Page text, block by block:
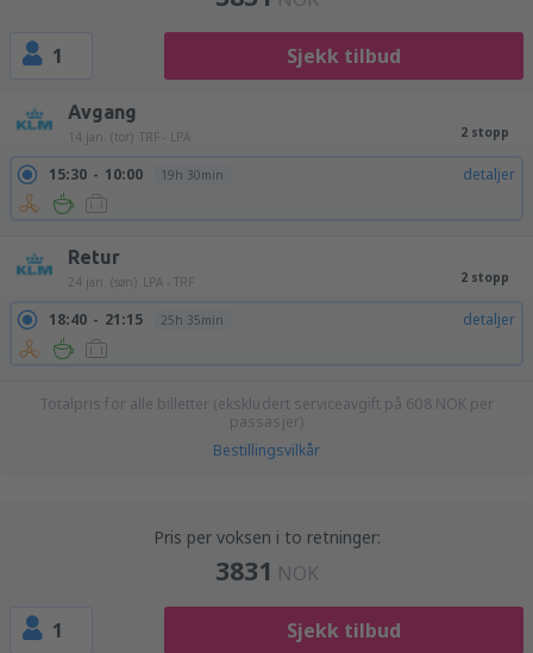
1 Sjekk tilbud
Avgang
14 jan. (tor) TRF - LPA 2 stopp
15:30 10:00 19h 30min detaljer
Retur
24 jan. (søn) LPA - TRF 2 stopp
18:40 21:15 25h 35min detaljer
Totalpris for alle billetter (ekskludert serviceavgift på 608 NOK per
passasjer)
Bestillingsvilkår
Pris per voksen i to retninger:
3831 NOK
1 Sjekk tilbud